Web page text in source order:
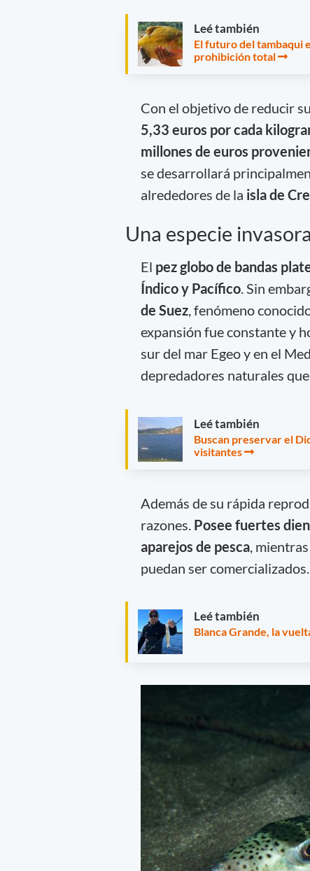
Leé también
El futuro del tambaqui
prohibición total
Con el objetivo de reducir
5,33 euros por cada
millones de euros
se desarrollará
alrededores de la isla de
Una especie
El pez globo de bandas
Índico y Pacífico. Sin
de Suez, fenómeno
expansión fue constante y
sur del mar Egeo y en el
depredadores naturales
Leé también
Buscan preservar el
visitantes
Además de su rápida
razones. Posee fuertes
aparejos de pesca,
puedan ser comercializados.
Leé también
Blanca Grande, la